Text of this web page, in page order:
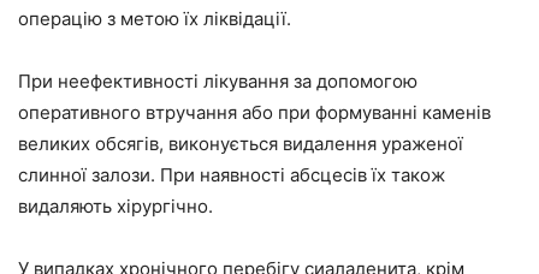
операцію з метою їх ліквідації.
При неефективності лікування за допомогою
оперативного втручання або при формуванні каменів
великих обсягів, виконується видалення ураженої
слинної залози. При наявності абсцесів їх також
видаляють хірургічно.
У випадках хронічного перебігу сиаладенита, крім